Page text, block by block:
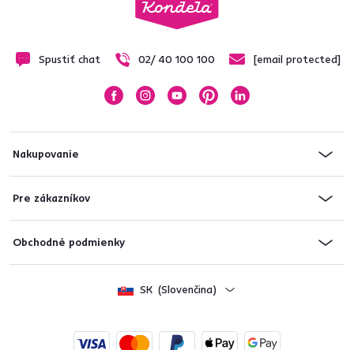
Spustiť chat 02/ 40 100 100 [email protected]
Nakupovanie
Pre zákazníkov
Obchodné podmienky
SK (Slovenčina)